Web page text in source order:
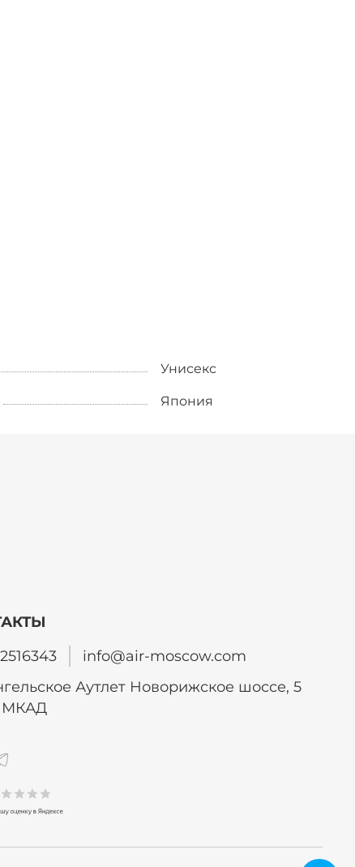
Унисекс
Япония
info@air-moscow.com
Аутлет Новорижское шоссе, 5
МКАД